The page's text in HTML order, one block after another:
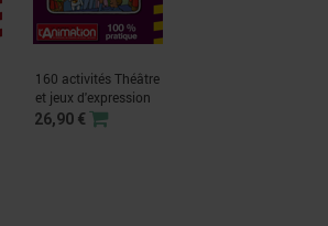
160 activités Théâtre
et jeux d'expression
26,90 €